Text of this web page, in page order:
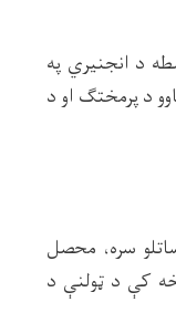
د انجنیري په
د پرمختګ او د
سره، محصل
کې د ټولنې د